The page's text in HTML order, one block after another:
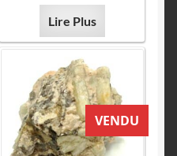
Lire Plus
VENDU